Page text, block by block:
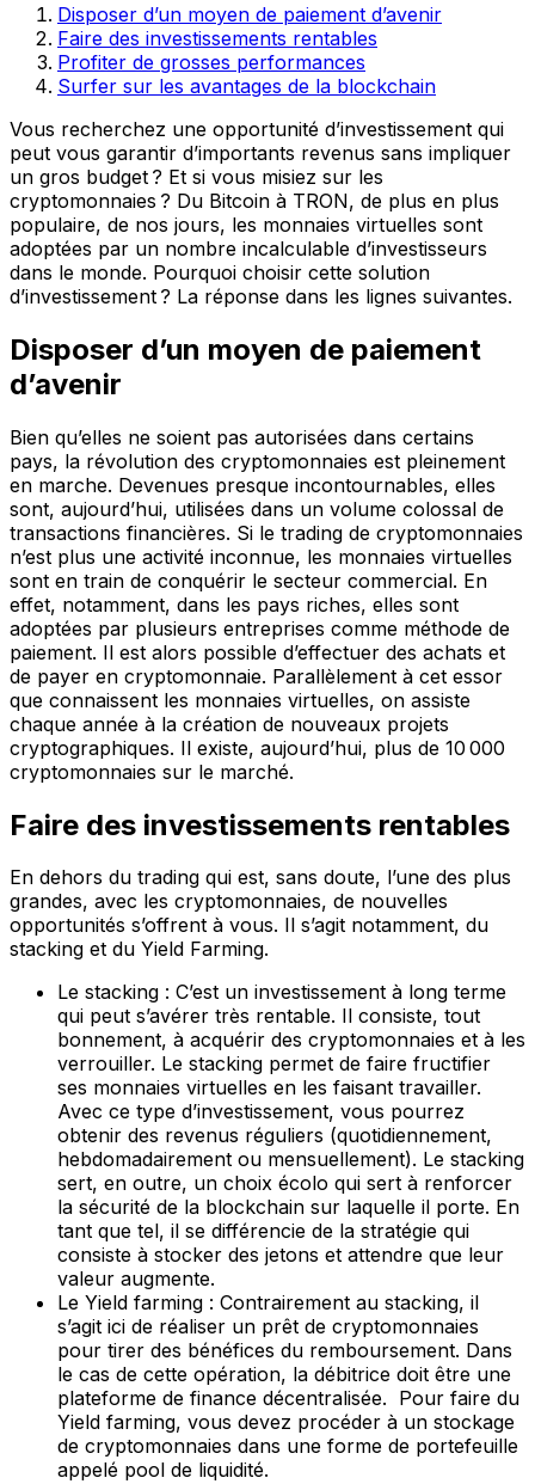
Disposer d’un moyen de paiement d’avenir
Faire des investissements rentables
Profiter de grosses performances
Surfer sur les avantages de la blockchain
Vous recherchez une opportunité d’investissement qui
peut vous garantir d’importants revenus sans impliquer
un gros budget ? Et si vous misiez sur les
cryptomonnaies ? Du Bitcoin à TRON, de plus en plus
populaire, de nos jours, les monnaies virtuelles sont
adoptées par un nombre incalculable d’investisseurs
dans le monde. Pourquoi choisir cette solution
d’investissement ? La réponse dans les lignes suivantes.
Disposer d’un moyen de paiement
d’avenir
Bien qu’elles ne soient pas autorisées dans certains
pays, la révolution des cryptomonnaies est pleinement
en marche. Devenues presque incontournables, elles
sont, aujourd’hui, utilisées dans un volume colossal de
transactions financières. Si le trading de cryptomonnaies
n’est plus une activité inconnue, les monnaies virtuelles
sont en train de conquérir le secteur commercial. En
effet, notamment, dans les pays riches, elles sont
adoptées par plusieurs entreprises comme méthode de
paiement. Il est alors possible d’effectuer des achats et
de payer en cryptomonnaie. Parallèlement à cet essor
que connaissent les monnaies virtuelles, on assiste
chaque année à la création de nouveaux projets
cryptographiques. Il existe, aujourd’hui, plus de 10 000
cryptomonnaies sur le marché.
Faire des investissements rentables
En dehors du trading qui est, sans doute, l’une des plus
grandes, avec les cryptomonnaies, de nouvelles
opportunités s’offrent à vous. Il s’agit notamment, du
stacking et du Yield Farming.
Le stacking : C’est un investissement à long terme
qui peut s’avérer très rentable. Il consiste, tout
bonnement, à acquérir des cryptomonnaies et à les
verrouiller. Le stacking permet de faire fructifier
ses monnaies virtuelles en les faisant travailler.
Avec ce type d’investissement, vous pourrez
obtenir des revenus réguliers (quotidiennement,
hebdomadairement ou mensuellement). Le stacking
sert, en outre, un choix écolo qui sert à renforcer
la sécurité de la blockchain sur laquelle il porte. En
tant que tel, il se différencie de la stratégie qui
consiste à stocker des jetons et attendre que leur
valeur augmente.
Le Yield farming : Contrairement au stacking, il
s’agit ici de réaliser un prêt de cryptomonnaies
pour tirer des bénéfices du remboursement. Dans
le cas de cette opération, la débitrice doit être une
plateforme de finance décentralisée. Pour faire du
Yield farming, vous devez procéder à un stockage
de cryptomonnaies dans une forme de portefeuille
appelé pool de liquidité.